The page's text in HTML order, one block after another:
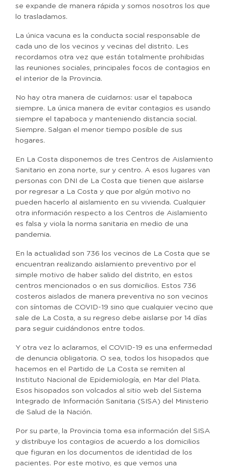
se expande de manera rápida y somos nosotros los que
lo trasladamos.
La única vacuna es la conducta social responsable de
cada uno de los vecinos y vecinas del distrito. Les
recordamos otra vez que están totalmente prohibidas
las reuniones sociales, principales focos de contagios en
el interior de la Provincia.
No hay otra manera de cuidarnos: usar el tapaboca
siempre. La única manera de evitar contagios es usando
siempre el tapaboca y manteniendo distancia social.
Siempre. Salgan el menor tiempo posible de sus
hogares.
En La Costa disponemos de tres Centros de Aislamiento
Sanitario en zona norte, sur y centro. A esos lugares van
personas con DNI de La Costa que tienen que aislarse
por regresar a La Costa y que por algún motivo no
pueden hacerlo al aislamiento en su vivienda. Cualquier
otra información respecto a los Centros de Aislamiento
es falsa y viola la norma sanitaria en medio de una
pandemia.
En la actualidad son 736 los vecinos de La Costa que se
encuentran realizando aislamiento preventivo por el
simple motivo de haber salido del distrito, en estos
centros mencionados o en sus domicilios. Estos 736
costeros aislados de manera preventiva no son vecinos
con síntomas de COVID-19 sino que cualquier vecino que
sale de La Costa, a su regreso debe aislarse por 14 días
para seguir cuidándonos entre todos.
Y otra vez lo aclaramos, el COVID-19 es una enfermedad
de denuncia obligatoria. O sea, todos los hisopados que
hacemos en el Partido de La Costa se remiten al
Instituto Nacional de Epidemiología, en Mar del Plata.
Esos hisopados son volcados al sitio web del Sistema
Integrado de Información Sanitaria (SISA) del Ministerio
de Salud de la Nación.
Por su parte, la Provincia toma esa información del SISA
y distribuye los contagios de acuerdo a los domicilios
que figuran en los documentos de identidad de los
pacientes. Por este motivo, es que vemos una